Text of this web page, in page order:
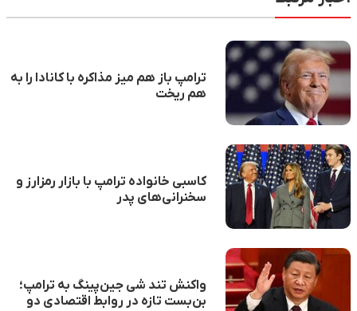
ترامپ باز هم میز مذاکره با کانادا را به
هم ریخت
کاسبی خانواده ترامپ با بازار رمزارز و
سخنرانی‌های پدر
واکنش تند شی جین‌پینگ به ترامپ؛
بن‌بست تازه در روابط اقتصادی دو